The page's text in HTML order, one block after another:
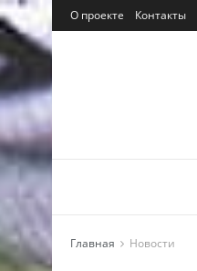
О проекте Контакты
Главная Новости